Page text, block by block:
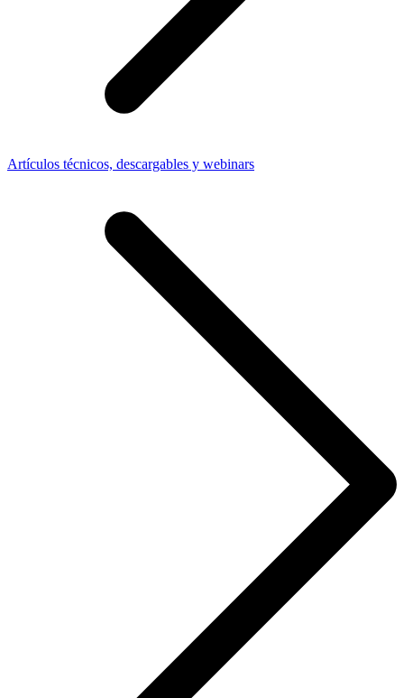
Artículos técnicos, descargables y webinars